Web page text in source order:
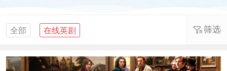
全部 在线英剧 筛选